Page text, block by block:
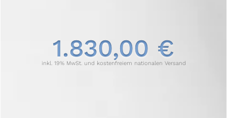
1.830,00 €
inkl. 19% MwSt. und kostenfreiem nationalen Versand